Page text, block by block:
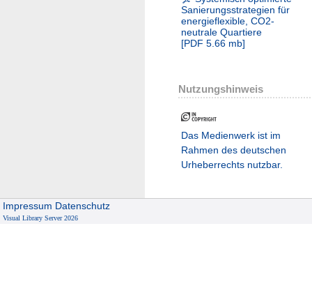
Sanierungsstrategien für
energieflexible, CO2-
neutrale Quartiere
[PDF 5.66 mb]
Nutzungshinweis
Das Medienwerk ist im
Rahmen des deutschen
Urheberrechts nutzbar.
Impressum Datenschutz
Visual Library Server 2026